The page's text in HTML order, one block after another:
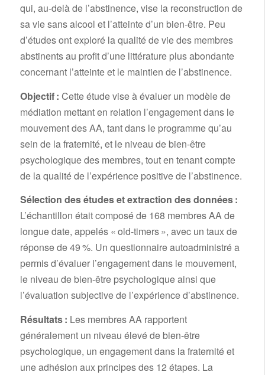
qui, au-delà de l’abstinence, vise la reconstruction de
sa vie sans alcool et l’atteinte d’un bien-être. Peu
d’études ont exploré la qualité de vie des membres
abstinents au profit d’une littérature plus abondante
concernant l’atteinte et le maintien de l’abstinence.
Objectif : Cette étude vise à évaluer un modèle de
médiation mettant en relation l’engagement dans le
mouvement des AA, tant dans le programme qu’au
sein de la fraternité, et le niveau de bien-être
psychologique des membres, tout en tenant compte
de la qualité de l’expérience positive de l’abstinence.
Sélection des études et extraction des données :
L’échantillon était composé de 168 membres AA de
longue date, appelés « old-timers », avec un taux de
réponse de 49 %. Un questionnaire autoadministré a
permis d’évaluer l’engagement dans le mouvement,
le niveau de bien-être psychologique ainsi que
l’évaluation subjective de l’expérience d’abstinence.
Résultats : Les membres AA rapportent
généralement un niveau élevé de bien-être
psychologique, un engagement dans la fraternité et
une adhésion aux principes des 12 étapes. La